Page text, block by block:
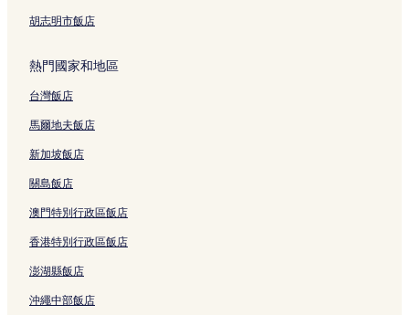
胡志明市飯店
熱門國家和地區
台灣飯店
馬爾地夫飯店
新加坡飯店
關島飯店
澳門特別行政區飯店
香港特別行政區飯店
澎湖縣飯店
沖繩中部飯店